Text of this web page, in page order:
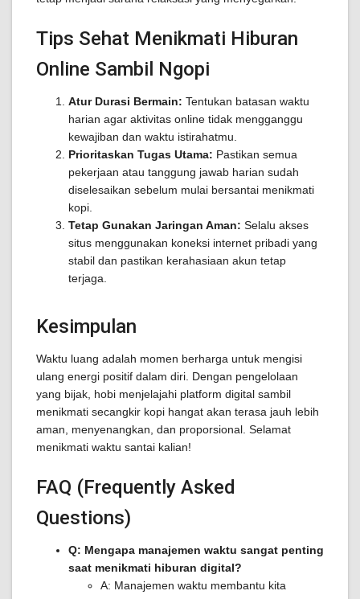
Tips Sehat Menikmati Hiburan
Online Sambil Ngopi
Atur Durasi Bermain: Tentukan batasan waktu
harian agar aktivitas online tidak mengganggu
kewajiban dan waktu istirahatmu.
Prioritaskan Tugas Utama: Pastikan semua
pekerjaan atau tanggung jawab harian sudah
diselesaikan sebelum mulai bersantai menikmati
kopi.
Tetap Gunakan Jaringan Aman: Selalu akses
situs menggunakan koneksi internet pribadi yang
stabil dan pastikan kerahasiaan akun tetap
terjaga.
Kesimpulan
Waktu luang adalah momen berharga untuk mengisi
ulang energi positif dalam diri. Dengan pengelolaan
yang bijak, hobi menjelajahi platform digital sambil
menikmati secangkir kopi hangat akan terasa jauh lebih
aman, menyenangkan, dan proporsional. Selamat
menikmati waktu santai kalian!
FAQ (Frequently Asked
Questions)
Q: Mengapa manajemen waktu sangat penting
saat menikmati hiburan digital?
A: Manajemen waktu membantu kita